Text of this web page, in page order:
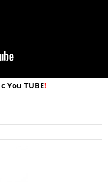
с You TUBE!